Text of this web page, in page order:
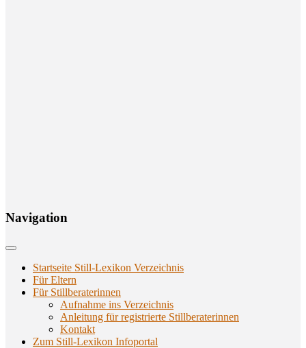
Navi­ga­ti­on
Startseite Still-Lexikon Verzeichnis
Für Eltern
Für Stillberaterinnen
Aufnahme ins Verzeichnis
Anlei­tung für regis­trier­te Stillberaterinnen
Kon­takt
Zum Still-Lexikon Infoportal